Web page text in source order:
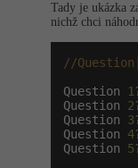
SEO
Umělá
Pro děti
Více
Fórum
Tady je ukázka
nichž chci
//
Question
1
Question 2
Question 3
Question 4
Question 5